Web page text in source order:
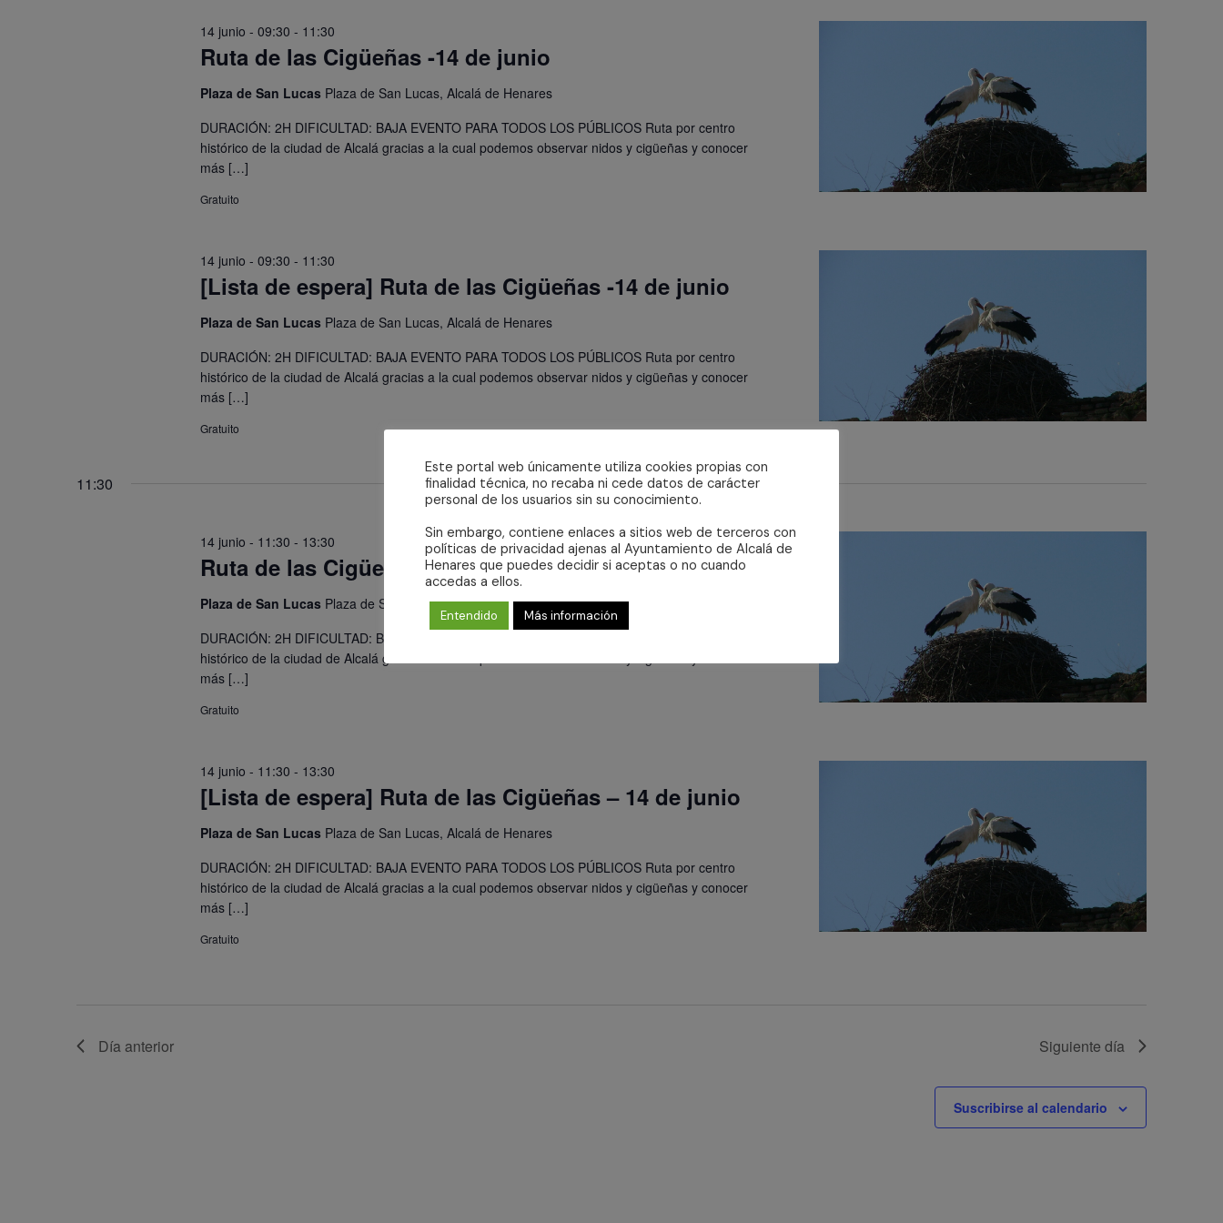
Ruta de las Cigüeñas -14 de junio
14 junio - 09:30 - 11:30
Plaza de San Lucas Plaza de San Lucas, Alcalá de Henares
DURACIÓN: 2H DIFICULTAD: BAJA EVENTO PARA TODOS LOS PÚBLICOS Ruta por centro
histórico de la ciudad de Alcalá gracias a la cual podemos observar nidos y cigüeñas y conocer
más […]
Gratuito
[Lista de espera] Ruta de las Cigüeñas -14 de junio
14 junio - 09:30 - 11:30
Plaza de San Lucas Plaza de San Lucas, Alcalá de Henares
DURACIÓN: 2H DIFICULTAD: BAJA EVENTO PARA TODOS LOS PÚBLICOS Ruta por centro
histórico de la ciudad de Alcalá gracias a la cual podemos observar nidos y cigüeñas y conocer
más […]
Gratuito
11:30
Ruta de las Cigüeñas – 14 de junio
14 junio - 11:30 - 13:30
Plaza de San Lucas Plaza de San Lucas, Alcalá de Henares
DURACIÓN: 2H DIFICULTAD: BAJA EVENTO PARA TODOS LOS PÚBLICOS Ruta por centro
histórico de la ciudad de Alcalá gracias a la cual podemos observar nidos y cigüeñas y conocer
más […]
Gratuito
[Lista de espera] Ruta de las Cigüeñas – 14 de junio
14 junio - 11:30 - 13:30
Plaza de San Lucas Plaza de San Lucas, Alcalá de Henares
DURACIÓN: 2H DIFICULTAD: BAJA EVENTO PARA TODOS LOS PÚBLICOS Ruta por centro
histórico de la ciudad de Alcalá gracias a la cual podemos observar nidos y cigüeñas y conocer
más […]
Gratuito
Día anterior Siguiente día
Suscribirse al calendario
Este portal web únicamente utiliza cookies propias con
finalidad técnica, no recaba ni cede datos de carácter
personal de los usuarios sin su conocimiento.
Sin embargo, contiene enlaces a sitios web de terceros con
políticas de privacidad ajenas al Ayuntamiento de Alcalá de
Henares que puedes decidir si aceptas o no cuando
accedas a ellos.
Entendido Más información